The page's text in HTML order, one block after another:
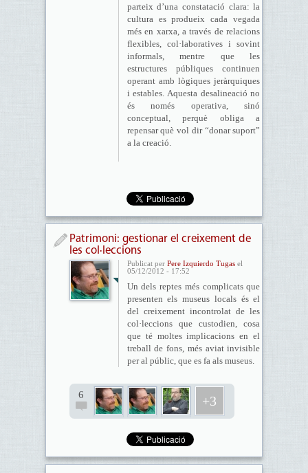
parteix d’una constatació clara: la
cultura es produeix cada vegada
més en xarxa, a través de relacions
flexibles, col·laboratives i sovint
informals, mentre que les
estructures públiques continuen
operant amb lògiques jeràrquiques
i estables. Aquesta desalineació no
és només operativa, sinó
conceptual, perquè obliga a
repensar què vol dir “donar suport”
a la creació.
Patrimoni: gestionar el creixement de
les col·leccions
Publicat per Pere Izquierdo Tugasel
05/12/2012 - 17:52
Un dels reptes més complicats que
presenten els museus locals és el
del creixement incontrolat de les
col·leccions que custodien, cosa
que té moltes implicacions en el
treball de fons, més aviat invisible
per al públic, que es fa als museus.
6 +3